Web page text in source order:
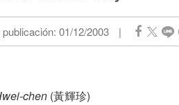
01/12/2003 |
chen (黃輝珍)